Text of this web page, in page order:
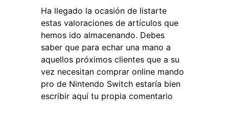
Ha llegado la ocasión de listarte
estas valoraciones de artículos que
hemos ido almacenando. Debes
saber que para echar una mano a
aquellos próximos clientes que a su
vez necesitan comprar online mando
pro de Nintendo Switch estaría bien
escribir aquí tu propia comentario